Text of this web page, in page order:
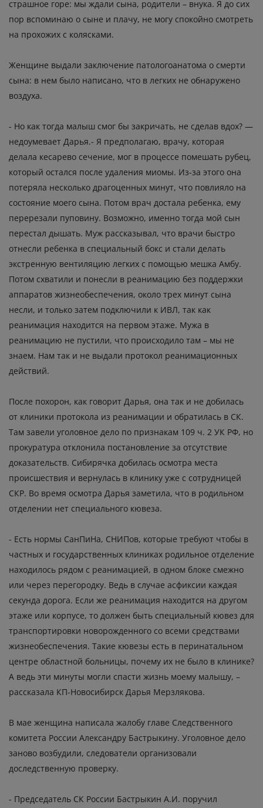
страшное горе: мы ждали сына, родители – внука. Я до сих
пор вспоминаю о сыне и плачу, не могу спокойно смотреть
на прохожих с колясками.
Женщине выдали заключение патологоанатома о смерти
сына: в нем было написано, что в легких не обнаружено
воздуха.
- Но как тогда малыш смог бы закричать, не сделав вдох? —
недоумевает Дарья.- Я предполагаю, врачу, которая
делала кесарево сечение, мог в процессе помешать рубец,
который остался после удаления миомы. Из-за этого она
потеряла несколько драгоценных минут, что повлияло на
состояние моего сына. Потом врач достала ребенка, ему
перерезали пуповину. Возможно, именно тогда мой сын
перестал дышать. Муж рассказывал, что врачи быстро
отнесли ребенка в специальный бокс и стали делать
экстренную вентиляцию легких с помощью мешка Амбу.
Потом схватили и понесли в реанимацию без поддержки
аппаратов жизнеобеспечения, около трех минут сына
несли, и только затем подключили к ИВЛ, так как
реанимация находится на первом этаже. Мужа в
реанимацию не пустили, что происходило там – мы не
знаем. Нам так и не выдали протокол реанимационных
действий.
После похорон, как говорит Дарья, она так и не добилась
от клиники протокола из реанимации и обратилась в СК.
Там завели уголовное дело по признакам 109 ч. 2 УК РФ, но
прокуратура отклонила постановление за отсутствие
доказательств. Сибирячка добилась осмотра места
происшествия и вернулась в клинику уже с сотрудницей
СКР. Во время осмотра Дарья заметила, что в родильном
отделении нет специального кювеза.
- Есть нормы СанПиНа, СНИПов, которые требуют чтобы в
частных и государственных клиниках родильное отделение
находилось рядом с реанимацией, в одном блоке смежно
или через перегородку. Ведь в случае асфиксии каждая
секунда дорога. Если же реанимация находится на другом
этаже или корпусе, то должен быть специальный кювез для
транспортировки новорожденного со всеми средствами
жизнеобеспечения. Такие кювезы есть в перинатальном
центре областной больницы, почему их не было в клинике?
А ведь эти минуты могли спасти жизнь моему малышу, –
рассказала КП-Новосибирск Дарья Мерзлякова.
В мае женщина написала жалобу главе Следственного
комитета России Александру Бастрыкину. Уголовное дело
заново возбудили, следователи организовали
доследственную проверку.
- Председатель СК России Бастрыкин А.И. поручил